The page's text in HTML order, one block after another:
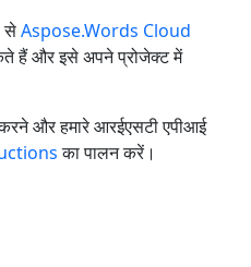
सेAspose.Words Cloud
हैं और इसे अपने प्रोजेक्ट में
और हमारे आरईएसटी एपीआई
का पालन करें।